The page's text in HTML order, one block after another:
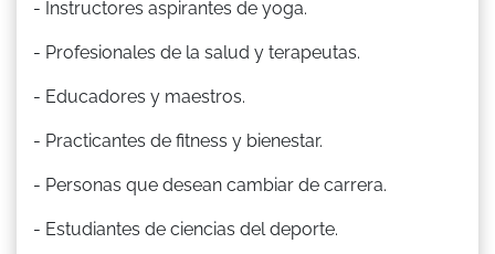
- Instructores aspirantes de yoga.
- Profesionales de la salud y terapeutas.
- Educadores y maestros.
- Practicantes de fitness y bienestar.
- Personas que desean cambiar de carrera.
- Estudiantes de ciencias del deporte.